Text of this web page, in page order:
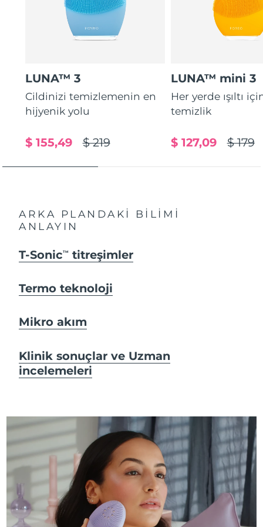
LUNA™ 3
Cildinizi temizlemenin en
hijyenik yolu
$ 219
$ 155,49
LUNA™ mini 3
Her yerde ışıltı
temizlik
$ 179
$ 127,09
ARKA PLANDAKİ BİLİMİ
ANLAYIN
T-SonicTM titreşimler
Termo teknoloji
Mikro akım
Klinik sonuçlar ve Uzman
incelemeleri